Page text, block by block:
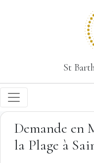
St
Demande en
la Plage à